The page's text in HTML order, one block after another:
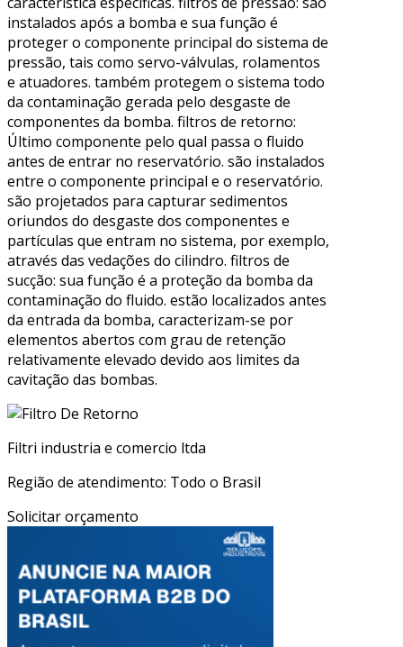
instalados após a bomba e sua função é
proteger o componente principal do sistema de
pressão, tais como servo-válvulas, rolamentos
e atuadores. também protegem o sistema todo
da contaminação gerada pelo desgaste de
componentes da bomba. filtros de retorno:
Último componente pelo qual passa o fluido
antes de entrar no reservatório. são instalados
entre o componente principal e o reservatório.
são projetados para capturar sedimentos
oriundos do desgaste dos componentes e
partículas que entram no sistema, por exemplo,
através das vedações do cilindro. filtros de
sucção: sua função é a proteção da bomba da
contaminação do fluido. estão localizados antes
da entrada da bomba, caracterizam-se por
elementos abertos com grau de retenção
relativamente elevado devido aos limites da
cavitação das bombas.
Filtri industria e comercio ltda
Região de atendimento: Todo o Brasil
Solicitar orçamento